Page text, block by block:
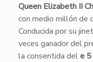
Queen Elizabeth II
con medio millón de
Conducida por su
veces ganador del
la consentida dele 5